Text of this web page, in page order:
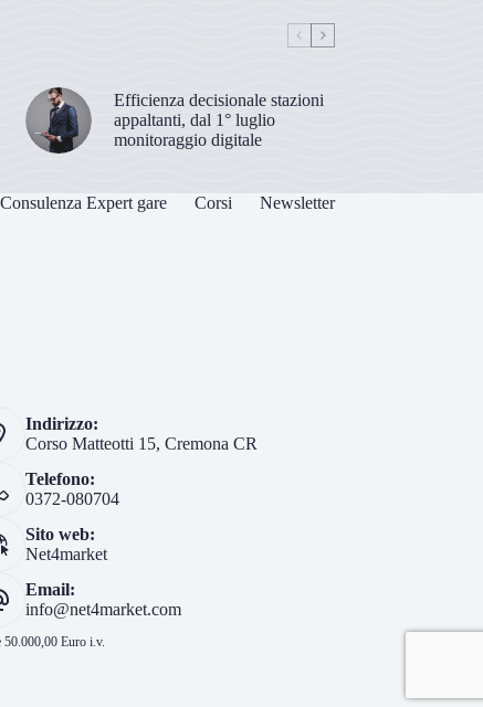
Efficienza decisionale stazioni
appaltanti, dal 1° luglio
monitoraggio digitale
Consulenza Expert gare Corsi Newsletter
Indirizzo:
Corso Matteotti 15, Cremona CR
Telefono:
0372-080704
Sito web:
Net4market
Email:
info@net4market.com
Euro i.v.